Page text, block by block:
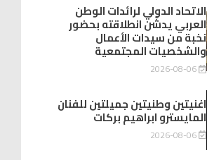
الاتحاد الدولي لرائدات الوطن
العربي يدشّن انطلاقته بحضور
نخبة من سيدات الأعمال
والشخصيات المجتمعية
2026-08-06
اغنيتين وطنيتين جميلتين للفنان
المايسترو ابراهيم بركات
2026-08-06